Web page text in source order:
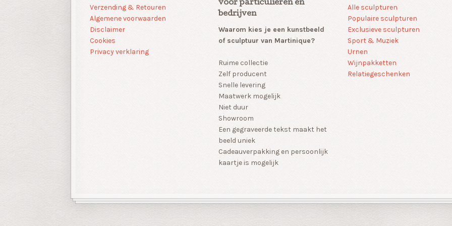
Verzending & Retouren
Algemene voorwaarden
Disclaimer
Cookies
Privacy verklaring
voor particulieren en
bedrijven
Waarom kies je een kunstbeeld
of sculptuur van Martinique?
Ruime collectie
Zelf producent
Snelle levering
Maatwerk mogelijk
Niet duur
Showroom
Een gegraveerde tekst maakt het
beeld uniek
Cadeauverpakking en persoonlijk
kaartje is mogelijk
Alle sculpturen
Populaire sculpturen
Exclusieve sculpturen
Sport & Muziek
Urnen
Wijnpakketten
Relatiegeschenken